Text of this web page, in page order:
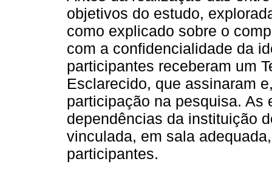
objetivos do estudo,
como explicado sobre o
com a confidencialidade da
participantes receberam um
Esclarecido, que assinaram
participação na pesquisa. As
dependências da instituição
vinculada, em sala
participantes.